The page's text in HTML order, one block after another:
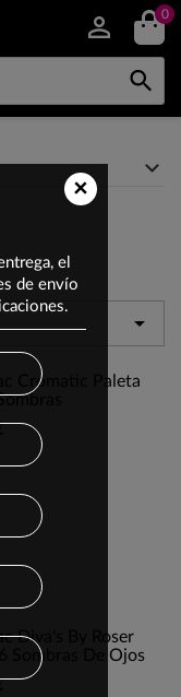
0


Cromatic Paleta
Diva's By Roser
Sombras De Ojos
×
el
de envío